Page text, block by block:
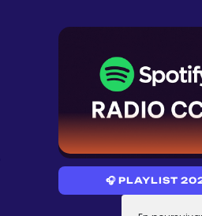
🎧 PLAYLIST